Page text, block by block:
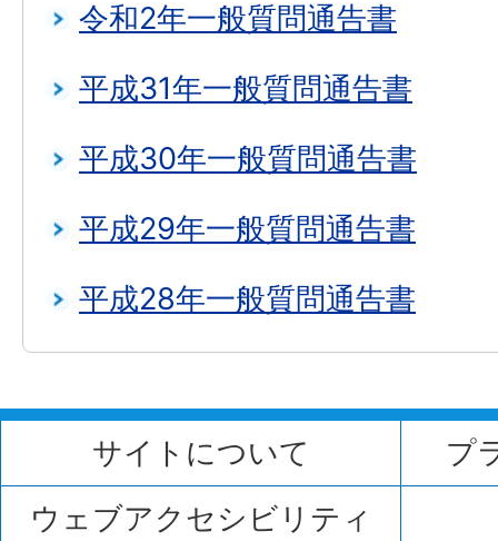
令和2年一般質問通告書
平成31年一般質問通告書
平成30年一般質問通告書
平成29年一般質問通告書
平成28年一般質問通告書
サイトについて
プ
ウェブアクセシビリティ